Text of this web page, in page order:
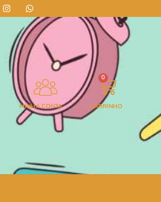
MINHA CONTA
0
CARRINHO